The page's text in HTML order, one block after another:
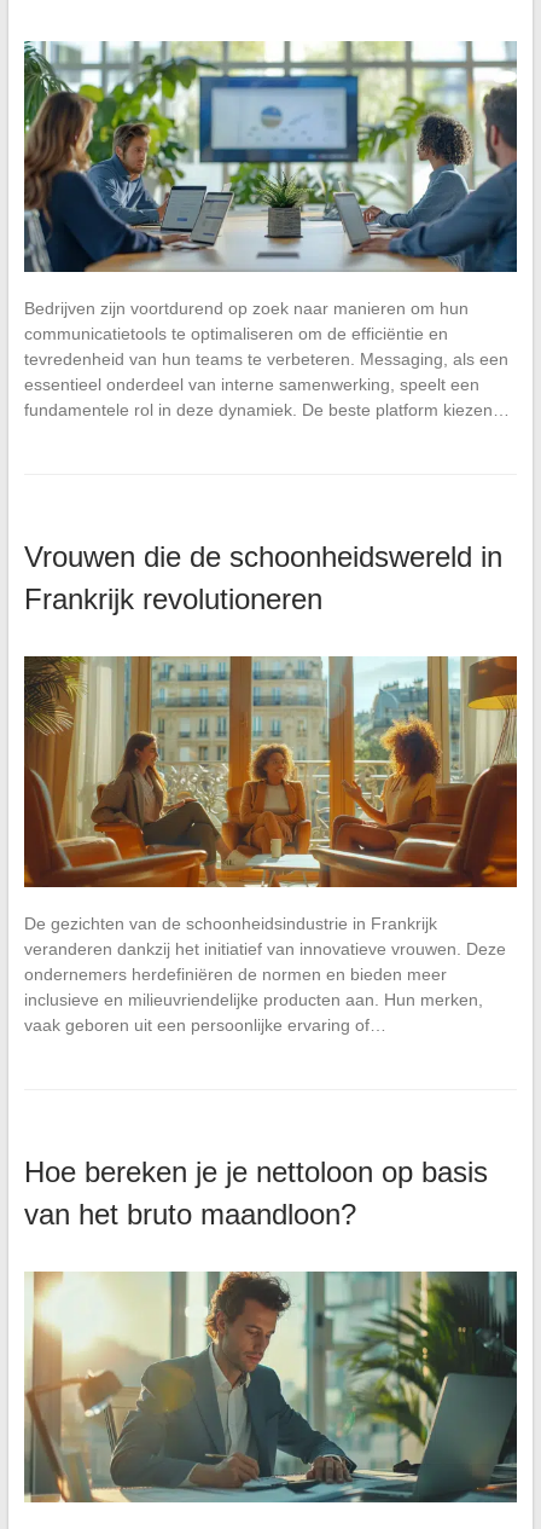
Bedrijven zijn voortdurend op zoek naar manieren om hun
communicatietools te optimaliseren om de efficiëntie en
tevredenheid van hun teams te verbeteren. Messaging, als een
essentieel onderdeel van interne samenwerking, speelt een
fundamentele rol in deze dynamiek. De beste platform kiezen…
Vrouwen die de schoonheidswereld in
Frankrijk revolutioneren
De gezichten van de schoonheidsindustrie in Frankrijk
veranderen dankzij het initiatief van innovatieve vrouwen. Deze
ondernemers herdefiniëren de normen en bieden meer
inclusieve en milieuvriendelijke producten aan. Hun merken,
vaak geboren uit een persoonlijke ervaring of…
Hoe bereken je je nettoloon op basis
van het bruto maandloon?